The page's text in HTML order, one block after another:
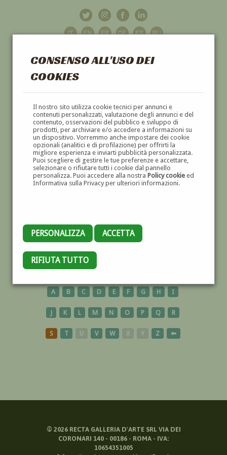
CONSENSO ALL'USO DEI
COOKIES
Il nostro sito utilizza cookie tecnici per annunci e
contenuti personalizzati, valutazione degli annunci e del
contenuto, osservazioni del pubblico e sviluppo di
prodotti, per archiviare e/o accedere a informazioni su
un dispositivo. Vorremmo anche impostare dei cookie
opzionali (analitici e di profilazione) per offrirti la
migliore esperienza e inviarti pubblicità personalizzata.
Puoi scegliere di gestire le tue preferenze e accettare,
selezionare o rifiutare tutti i cookie dal pannello
personalizza. Puoi accedere alla nostra Policy cookieed
Informativa sulla Privacy per ulteriori informazioni.
PERSONALIZZA ACCETTA
RIFIUTA TUTTO
GALLERIAD'ARTE
DIPINTI E SCULTURE '800 E '900
CHIOGGIA
A B C D E F G H I
J K L M N O P Q R
S T U V W X Y Z ⬅
© 2026RECTA GALLERIA D'ARTE SRL VIA DEI
CORONARI 140 - 00186 - ROMA - IVA:
10654351005